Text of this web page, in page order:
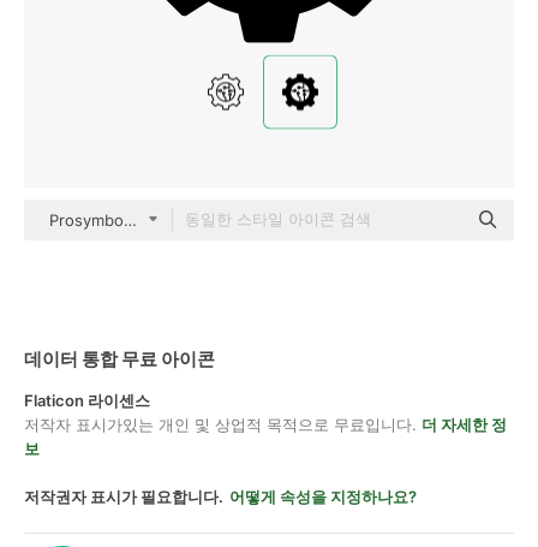
Prosymbols Premium black fill
데이터 통합 무료 아이콘
Flaticon 라이센스
저작자 표시가있는 개인 및 상업적 목적으로 무료입니다. 더 자세한 정
보
저작권자 표시가 필요합니다. 어떻게 속성을 지정하나요?